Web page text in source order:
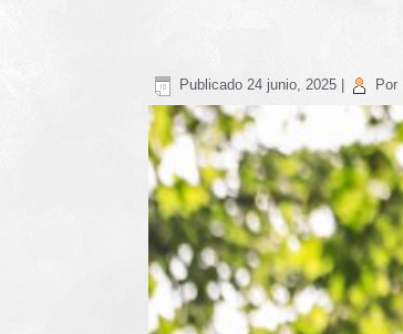
Publicado 24 junio, 2025 Por